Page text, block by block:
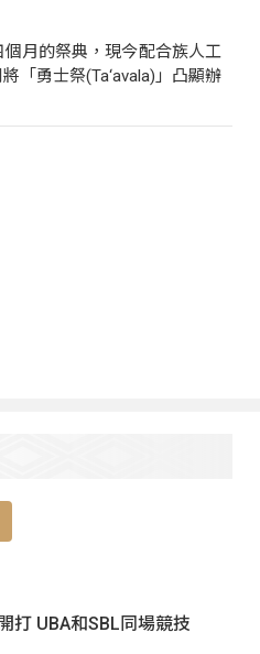
月的祭典，現今配合族人工
「勇士祭(Ta‘avala)」凸顯辦
打 UBA和SBL同場競技